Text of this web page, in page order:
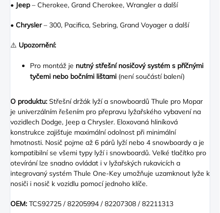
• Jeep– Cherokee, Grand Cherokee, Wrangler a další
• Chrysler– 300, Pacifica, Sebring, Grand Voyager a další
⚠️ Upozornění:
Pro montáž je nutný střešní nosičový systém s příčnými
tyčemi nebo bočními lištami (není součástí balení)
O produktu: Střešní držák lyží a snowboardů Thule pro Mopar
je univerzálním řešením pro přepravu lyžařského vybavení na
vozidlech Dodge, Jeep a Chrysler. Eloxovaná hliníková
konstrukce zajišťuje maximální odolnost při minimální
hmotnosti. Nosič pojme až 6 párů lyží nebo 4 snowboardy a je
kompatibilní se všemi typy lyží i snowboardů. Velké tlačítko pro
otevírání lze snadno ovládat i v lyžařských rukavicích a
integrovaný systém Thule One-Key umožňuje uzamknout lyže k
nosiči i nosič k vozidlu pomocí jednoho klíče.
OEM: TCS92725 / 82205994 / 82207308 / 82211313